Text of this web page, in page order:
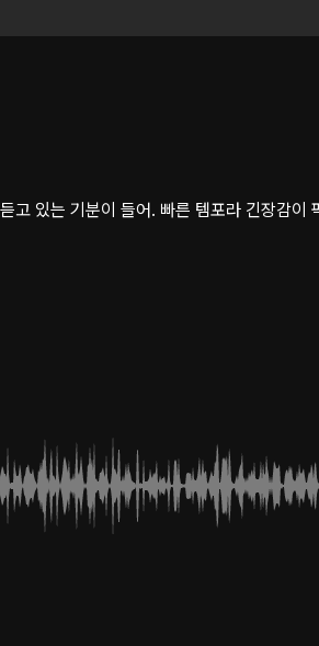
있는 기분이 들어. 빠른 템포라 긴장감이